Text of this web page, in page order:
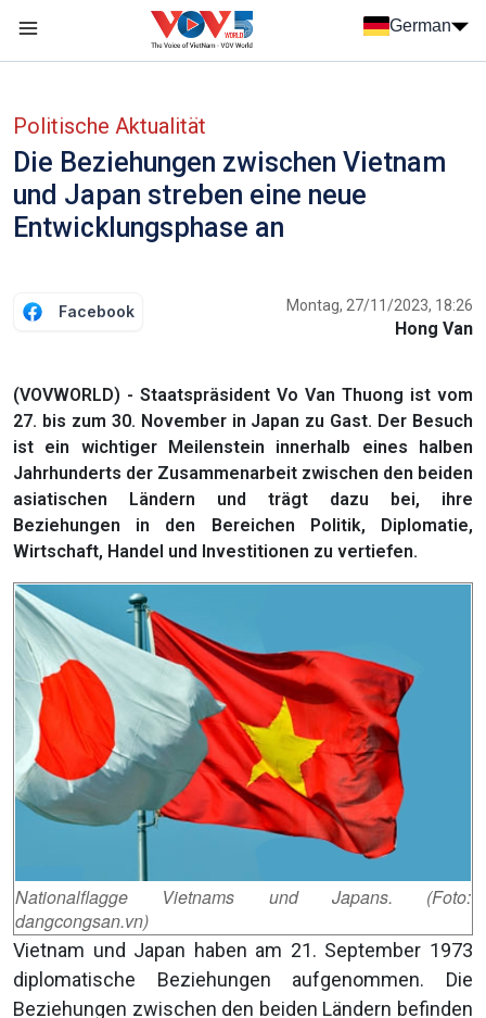
German
Politische Aktualität
Die Beziehungen zwischen Vietnam
und Japan streben eine neue
Entwicklungsphase an
Facebook Montag, 27/11/2023, 18:26
Hong Van
(VOVWORLD) - Staatspräsident Vo Van Thuong ist vom
27. bis zum 30. November in Japan zu Gast. Der Besuch
ist ein wichtiger Meilenstein innerhalb eines halben
Jahrhunderts der Zusammenarbeit zwischen den beiden
asiatischen Ländern und trägt dazu bei, ihre
Beziehungen in den Bereichen Politik, Diplomatie,
Wirtschaft, Handel und Investitionen zu vertiefen.
Nationalflagge Vietnams und Japans. (Foto:
dangcongsan.vn)
Vietnam und Japan haben am 21. September 1973
diplomatische Beziehungen aufgenommen. Die
Beziehungen zwischen den beiden Ländern befinden